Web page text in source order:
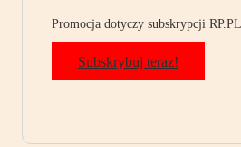
Promocja dotyczy subskrypcji
Subskrybuj teraz!